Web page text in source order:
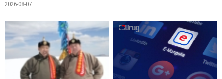
2026-08-07